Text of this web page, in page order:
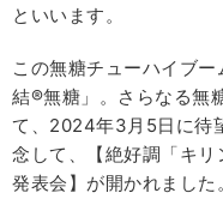
といいます。
この無糖チューハイブ
結®無糖」。さらなる無
て、2024年3月5日に待
念して、【絶好調「キ
発表会】が開かれました。